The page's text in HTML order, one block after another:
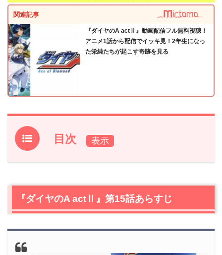
関連記事
『ダイヤのA actⅡ』動画配信フル無料視聴！
アニメ1話から配信でイッキ見！2年生になっ
た栄純たちが起こす奇跡を見る
目次
1.『ダイヤのA actⅡ』第15話あらすじ
2.1崩れるエース降谷
2.2沢村の気迫
3.『ダイヤのA actⅡ』第15話で判明したこと
『ダイヤのA actⅡ』第15話あらすじ